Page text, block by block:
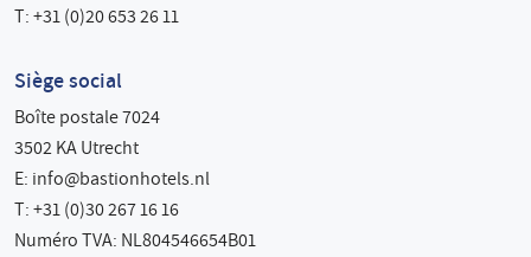
T: +31 (0)20 653 26 11
Siège social
Boîte postale 7024
3502 KA Utrecht
E: info@bastionhotels.nl
T: +31 (0)30 267 16 16
Numéro TVA: NL804546654B01